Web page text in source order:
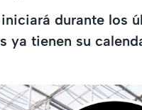
durante los
ya tienen su